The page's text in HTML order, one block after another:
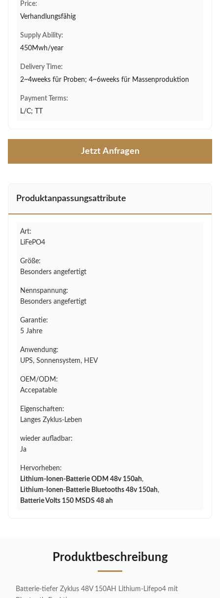
Price:
Verhandlungsfähig
Supply Ability:
450Mwh/year
Delivery Time:
2~4weeks für Proben; 4~6weeks für Massenproduktion
Payment Terms:
L/C; TT
Jetzt Anfragen
Produktanpassungsattribute
Art:
LiFePO4
Größe:
Besonders angefertigt
Nennspannung:
Besonders angefertigt
Garantie:
5 Jahre
Anwendung:
UPS, Sonnensystem, HEV
OEM/ODM:
Accepatable
Eigenschaften:
Langes Zyklus-Leben
wieder aufladbar:
Ja
Hervorheben:
Lithium-Ionen-Batterie ODM 48v 150ah,
Lithium-Ionen-Batterie Bluetooths 48v 150ah,
Batterie Volts 150 MSDS 48 ah
Produktbeschreibung
Batterie-tiefer Zyklus 48V 150AH Lithium-Lifepo4 mit